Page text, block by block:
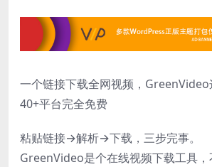
一个链接下载全网视频，
40+平台完全免费
粘贴链接→解析→下载，三步完事。
GreenVideo是个在线视频下载工具